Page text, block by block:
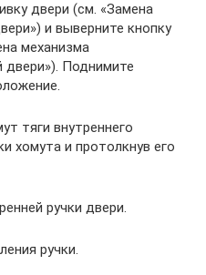
двери (см. «Замена
и выверните кнопку
механизма
двери»). Поднимите
тяги внутреннего
хомута и протолкнув его
ручки двери.
ручки.